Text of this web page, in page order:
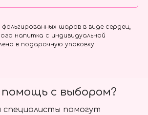
шаров в виде сердец,
напитка с индивидуальной
в подарочную упаковку
специалисты помогут
с выбором?